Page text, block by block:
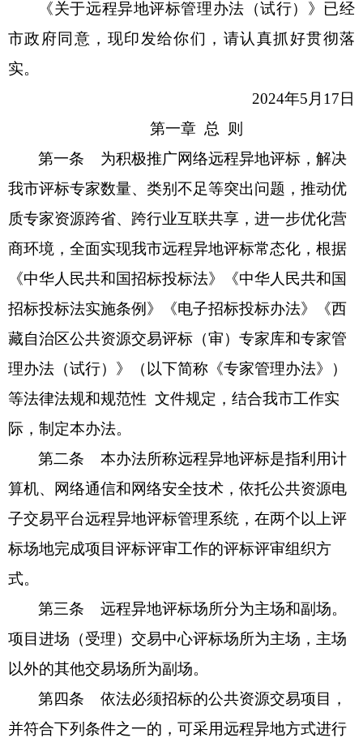
《关于远程异地评标管理办法（试行）》已经
市政府同意，现印发给你们，请认真抓好贯彻落
实。
2024年5月17日
第一章 总
则
第一条 为积极推广网络远程异地评标，解决
我市评标专家数量、类别不足等突出问题，推动优
质专家资源跨省、 跨行业互联共享，进一步优化营
商环境，全面实现我市远程异地评标常态化，根据
《中华人民共和国招标投标法》《中华人民共和国
招标投标法实施条例》《电子招标投标办法》《西
藏自治区公共资源交易评标（审）专家库和专家管
理办法（试行）》（以下简称 《专家管理办法》
）
等法律法规和规范性 文件规定，结合我市工作实
际，制定本办法。
第二条 本办法所称远程异地评标是指利用计
算机、网络通信和网络安全技术，依托公共资源电
子交易平台远程异地评标管理系统，在两个以上评
标场地完成项目评标评审工作的评标评审组织方
式。
第三条远程异地评标场所分为主场和副场。
项目进场（受理）交易中心评标场所为主场，主场
以外的其他交易场所为副场。
第四条 依法必须招标的公共资源交易项目，
并符合下列条件之一的，可采用远程异地方式进行